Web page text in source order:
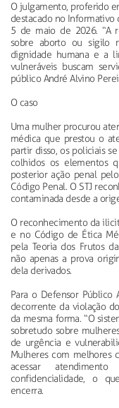
O julgamento, proferido
destacado no Informativo
5 de maio de 2026. “A
sobre aborto ou sigilo
dignidade humana e a
vulneráveis buscam
público André Alvino
O caso
Uma mulher procurou
médica que prestou o
partir disso, os policiais
colhidos os elementos
posterior ação penal
Código Penal. O STJ
contaminada desde a
O reconhecimento da
e no Código de Ética
pela Teoria dos Frutos
não apenas a prova
dela derivados.
Para o Defensor Público
decorrente da violação
da mesma forma. “O
sobretudo sobre
de urgência e
Mulheres com melhores
acessar
confidencialidade, o
encerra.